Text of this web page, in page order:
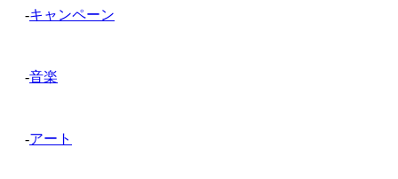
-キャンペーン
-音楽
-アート